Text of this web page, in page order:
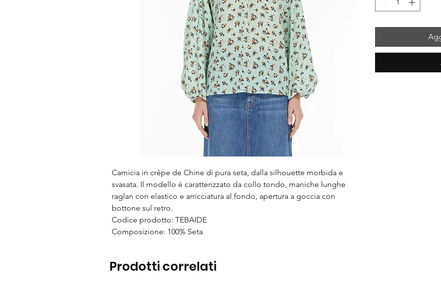
Camicia in crêpe de Chine di pura seta, dalla silhouette morbida e
svasata. Il modello è caratterizzato da collo tondo, maniche lunghe
raglan con elastico e arricciatura al fondo, apertura a goccia con
bottone sul retro.
Codice prodotto: TEBAIDE
Composizione: 100% Seta
Prodotti correlati